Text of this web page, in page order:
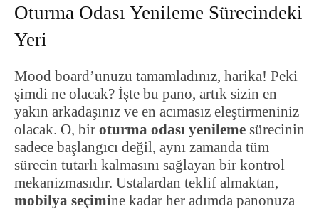
Oturma Odası Yenileme Sürecindeki
Yeri
Mood board’unuzu tamamladınız, harika! Peki
şimdi ne olacak? İşte bu pano, artık sizin en
yakın arkadaşınız ve en acımasız eleştirmeniniz
olacak. O, bir oturma odası yenileme sürecinin
sadece başlangıcı değil, aynı zamanda tüm
sürecin tutarlı kalmasını sağlayan bir kontrol
mekanizmasıdır. Ustalardan teklif almaktan,
mobilya seçimine kadar her adımda panonuza